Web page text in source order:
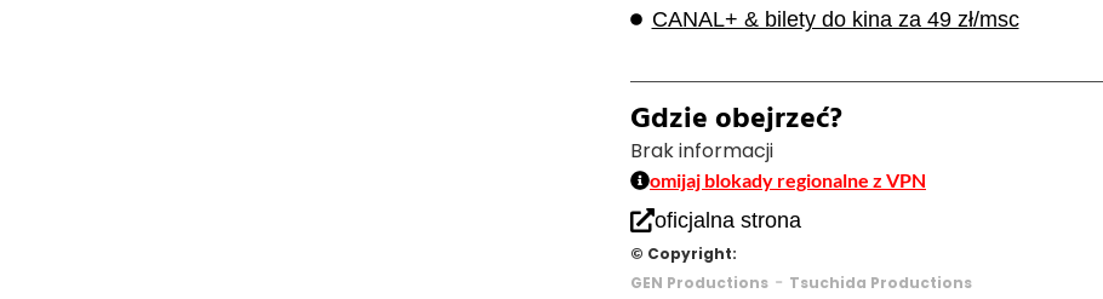
CANAL+ & bilety do kina za 49 zł/msc
Gdzie obejrzeć?
Brak informacji
omijaj blokady regionalne z VPN
oficjalna strona
© Copyright:
GEN Productions - Tsuchida Productions